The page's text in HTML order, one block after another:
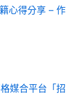
心得分享 – 作
媒合平台「招